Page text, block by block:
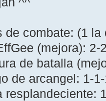
de combate: (1
(mejora): 2-
de batalla
de arcangel: 1-
resplandeciente: